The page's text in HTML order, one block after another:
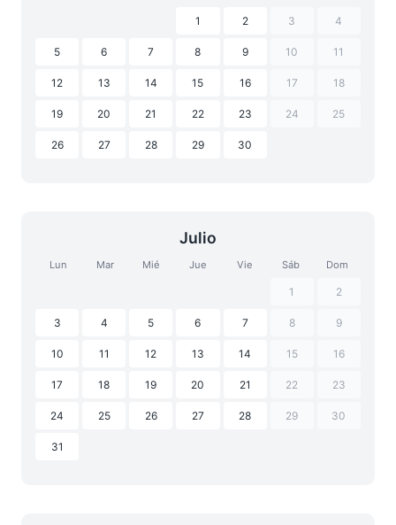
1 2 3 4
5 6 7 8 9 10 11
12 13 14 15 16 17 18
19 20 21 22 23 24 25
26 27 28 29 30
Julio
Lun Mar Mié Jue Vie Sáb Dom
1 2
3 4 5 6 7 8 9
10 11 12 13 14 15 16
17 18 19 20 21 22 23
24 25 26 27 28 29 30
31